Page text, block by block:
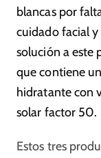
blancas por
cuidado facial
solución a este
que contiene
hidratante con
solar factor 50.
Estos tres